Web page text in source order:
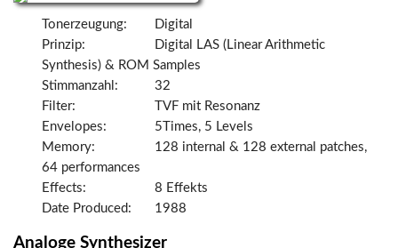
Tonerzeugung:
Digital
Prinzip:
Digital LAS (Linear Arithmetic
Synthesis) & ROM Samples
Stimmanzahl:
32
Filter:
TVF mit Resonanz
Envelopes:
5Times, 5 Levels
Memory:
128 internal & 128 external patches,
64 performances
Effects:
8 Effekts
Date Produced:
1988
Analoge Synthesizer